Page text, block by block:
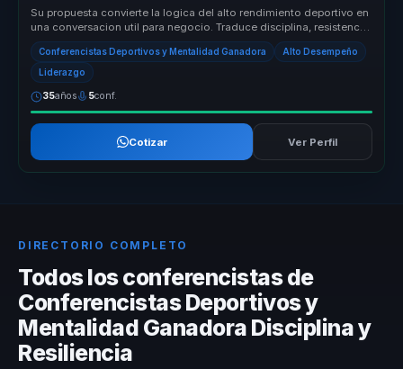
Su propuesta convierte la logica del alto rendimiento deportivo en
una conversacion util para negocio. Traduce disciplina, resistencia
me...
Conferencistas Deportivos y Mentalidad Ganadora Alto Desempeño
Liderazgo
35años 5conf.
Cotizar Ver Perfil
DIRECTORIO COMPLETO
Todos los conferencistas de
Conferencistas Deportivos y
Mentalidad Ganadora Disciplina y
Resiliencia